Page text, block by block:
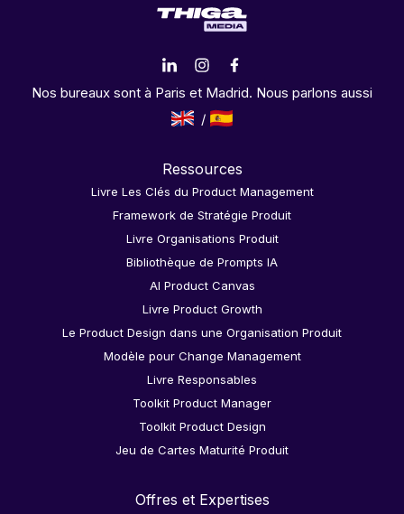
Nos bureaux sont à Paris et Madrid. Nous parlons aussi
Ressources
Livre Les Clés du Product Management
Framework de Stratégie Produit
Livre Organisations Produit
Bibliothèque de Prompts IA
AI Product Canvas
Livre Product Growth
Le Product Design dans une Organisation Produit
Modèle pour Change Management
Livre Responsables
Toolkit Product Manager
Toolkit Product Design
Jeu de Cartes Maturité Produit
Offres et Expertises